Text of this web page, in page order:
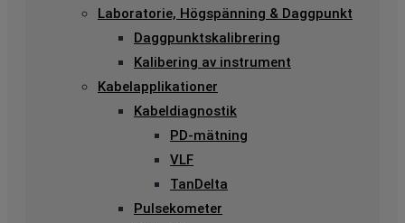
Laboratorie, Högspänning & Daggpunkt
Daggpunktskalibrering
Kalibering av instrument
Kabelapplikationer
Kabeldiagnostik
PD-mätning
VLF
TanDelta
Pulsekometer